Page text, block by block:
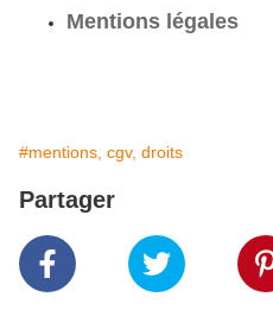
Mentions légales
#mentions, cgv, droits
Partager